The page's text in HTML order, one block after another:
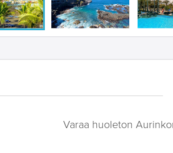
Varaa huoleton